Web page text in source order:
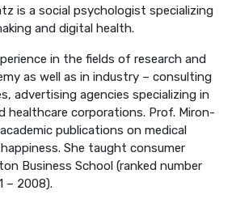
is a social psychologist specializing
and digital health.
in the fields of research and
as well as in industry – consulting
advertising agencies specializing in
healthcare corporations. Prof. Miron-
publications on medical
She taught consumer
Business School (ranked number
– 2008).